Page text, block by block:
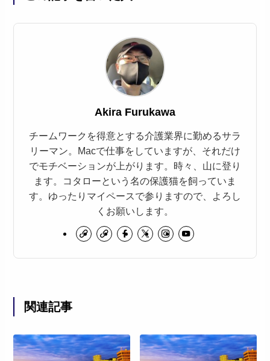
Akira Furukawa
チームワークを得意とする介護業界に勤めるサラ
リーマン。Macで仕事をしていますが、それだけ
でモチベーションが上がります。時々、山に登り
ます。コタローという名の保護猫を飼っていま
す。ゆったりマイペースで参りますので、よろし
くお願いします。
関連記事